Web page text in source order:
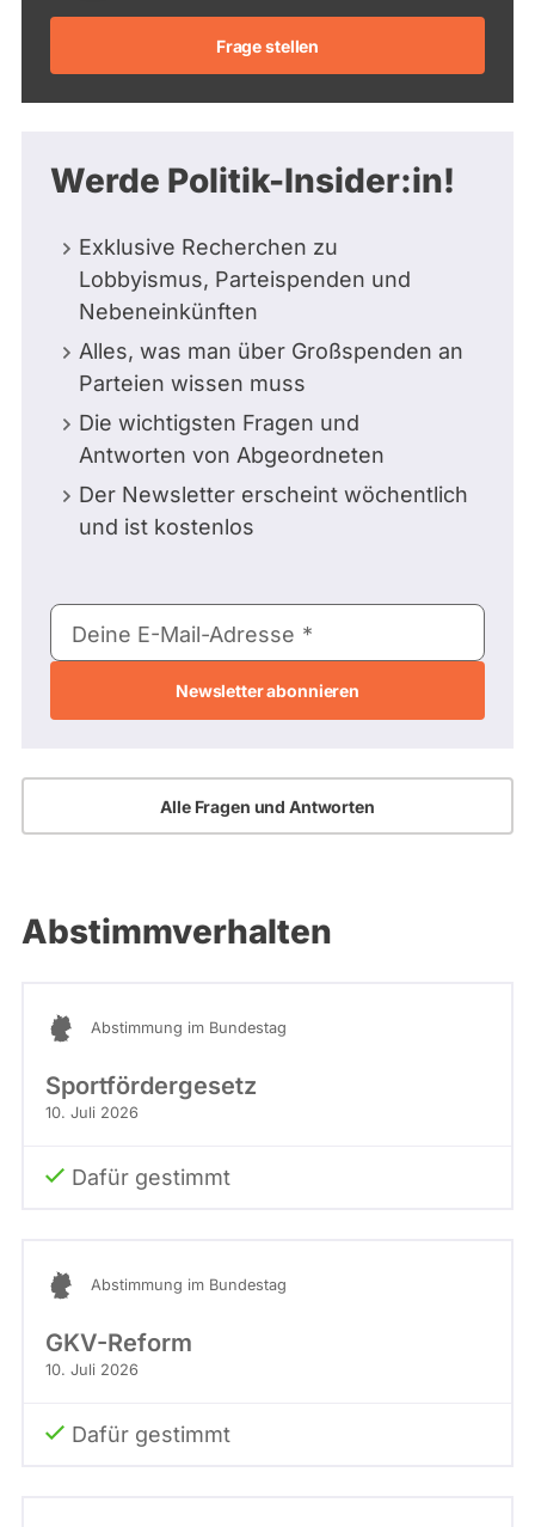
Frage stellen
Werde Politik-Insider:in!
Exklusive Recherchen zu
Lobbyismus, Parteispenden und
Nebeneinkünften
Alles, was man über Großspenden an
Parteien wissen muss
Die wichtigsten Fragen und
Antworten von Abgeordneten
Der Newsletter erscheint wöchentlich
und ist kostenlos
E-
Mail-
Deine E-Mail-Adresse
Alle Fragen und Antworten
Abstimmverhalten
Abstimmung im Bundestag
Sportfördergesetz
10. Juli 2026
Dafür gestimmt
Abstimmung im Bundestag
GKV-Reform
10. Juli 2026
Dafür gestimmt